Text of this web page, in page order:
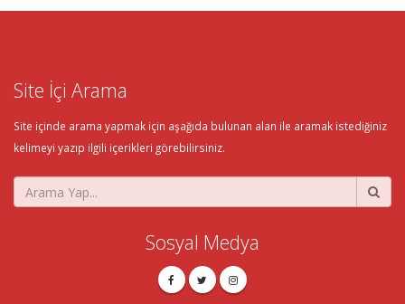
Site İçi Arama
Site içinde arama yapmak için aşağıda bulunan alan ile aramak istediğiniz
kelimeyi yazıp ilgili içerikleri görebilirsiniz.
Sosyal Medya